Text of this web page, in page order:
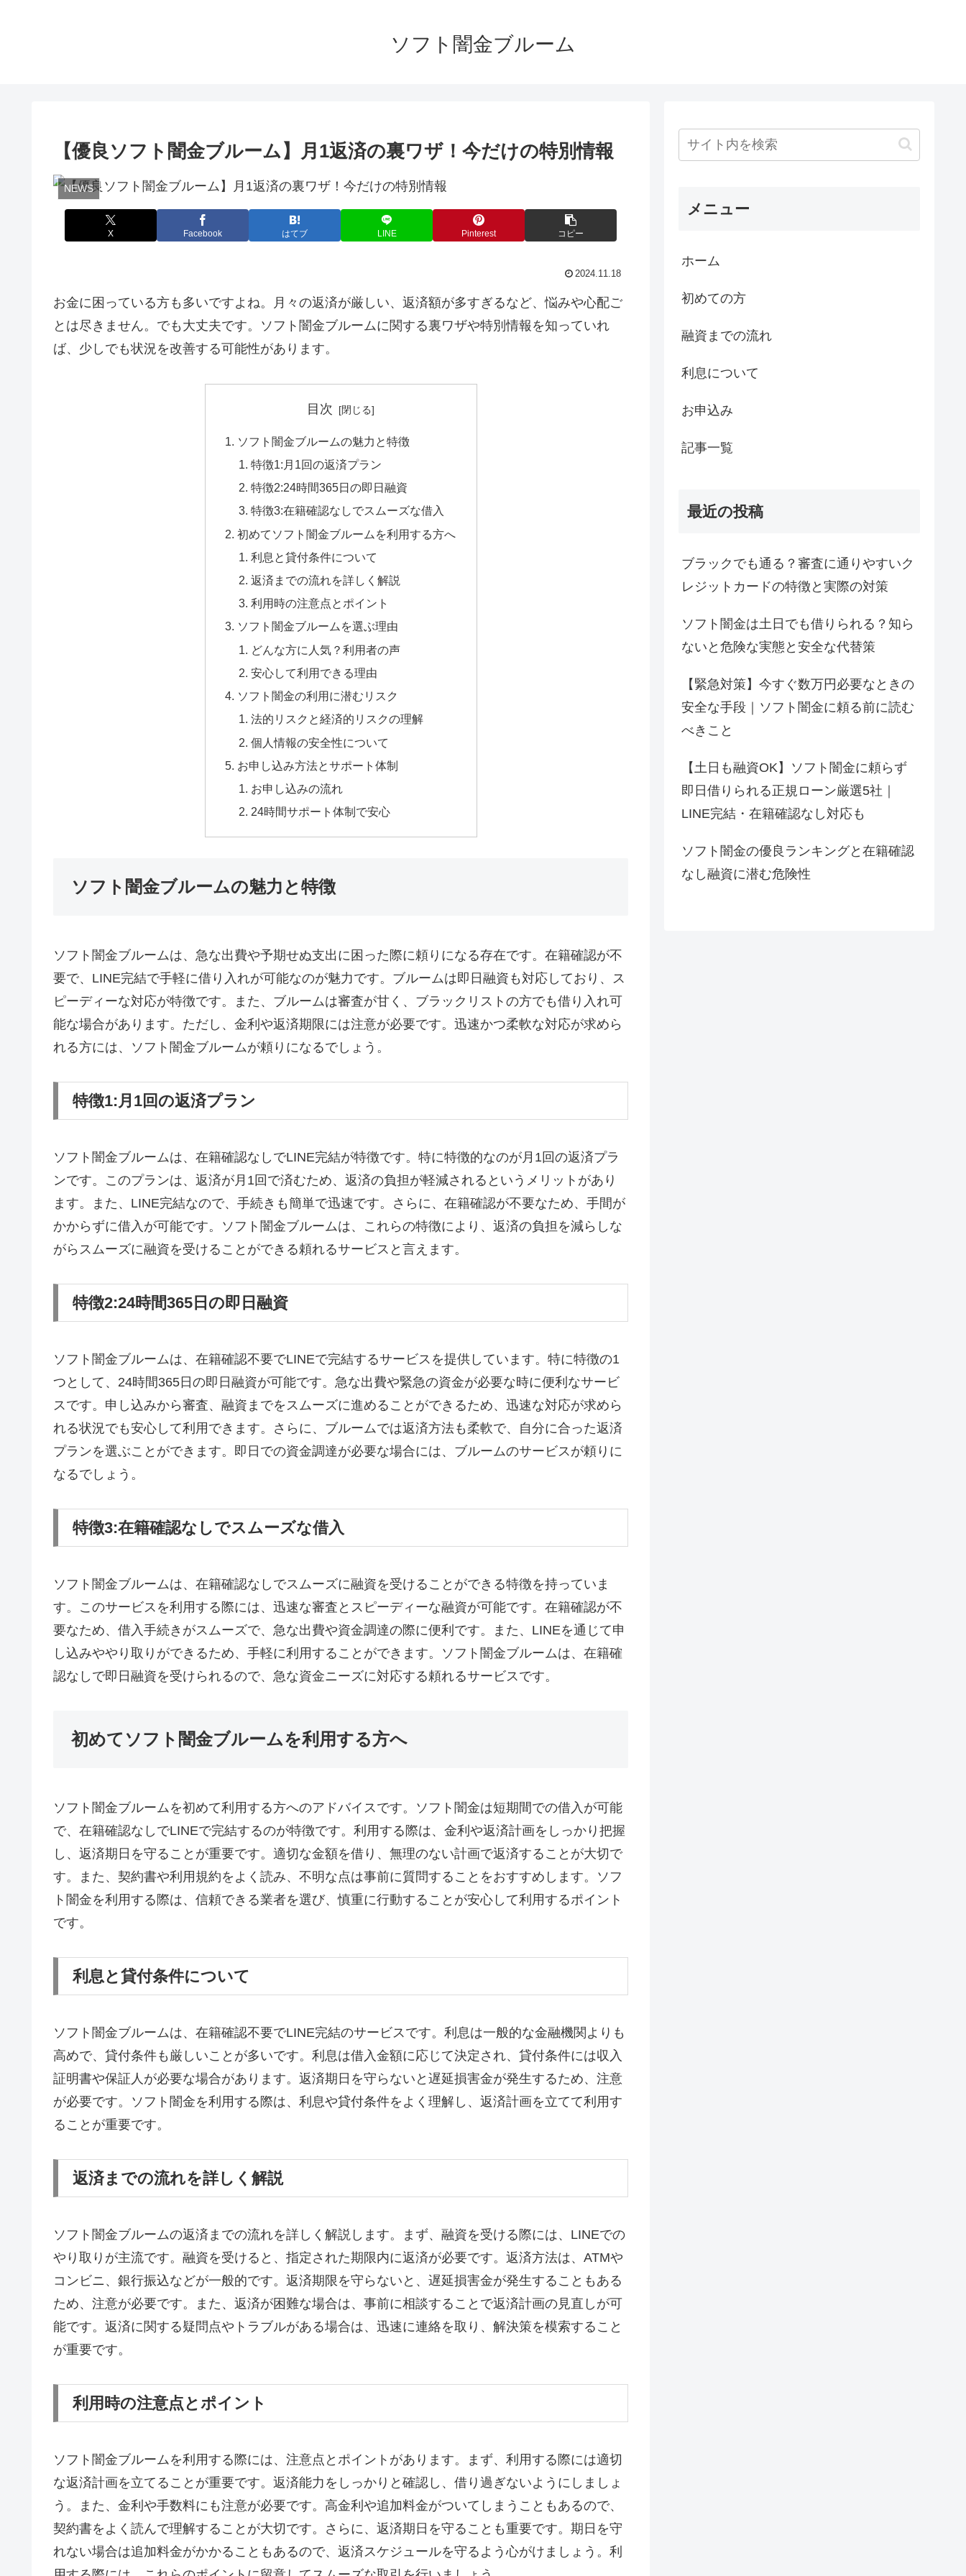
ソフト闇金ブルーム
【優良ソフト闇金ブルーム】月1返済の裏ワザ！今だけの特別情報
NEWS
X Facebook はてブ LINE Pinterest コピー
2024.11.18
お金に困っている方も多いですよね。月々の返済が厳しい、返済額が多すぎるなど、悩みや心配ご
とは尽きません。でも大丈夫です。ソフト闇金ブルームに関する裏ワザや特別情報を知っていれ
ば、少しでも状況を改善する可能性があります。
目次
ソフト闇金ブルームの魅力と特徴
特徴1:月1回の返済プラン
特徴2:24時間365日の即日融資
特徴3:在籍確認なしでスムーズな借入
初めてソフト闇金ブルームを利用する方へ
利息と貸付条件について
返済までの流れを詳しく解説
利用時の注意点とポイント
ソフト闇金ブルームを選ぶ理由
どんな方に人気？利用者の声
安心して利用できる理由
ソフト闇金の利用に潜むリスク
法的リスクと経済的リスクの理解
個人情報の安全性について
お申し込み方法とサポート体制
お申し込みの流れ
24時間サポート体制で安心
ソフト闇金ブルームの魅力と特徴
ソフト闇金ブルームは、急な出費や予期せぬ支出に困った際に頼りになる存在です。在籍確認が不
要で、LINE完結で手軽に借り入れが可能なのが魅力です。ブルームは即日融資も対応しており、ス
ピーディーな対応が特徴です。また、ブルームは審査が甘く、ブラックリストの方でも借り入れ可
能な場合があります。ただし、金利や返済期限には注意が必要です。迅速かつ柔軟な対応が求めら
れる方には、ソフト闇金ブルームが頼りになるでしょう。
特徴1:月1回の返済プラン
ソフト闇金ブルームは、在籍確認なしでLINE完結が特徴です。特に特徴的なのが月1回の返済プラ
ンです。このプランは、返済が月1回で済むため、返済の負担が軽減されるというメリットがあり
ます。また、LINE完結なので、手続きも簡単で迅速です。さらに、在籍確認が不要なため、手間が
かからずに借入が可能です。ソフト闇金ブルームは、これらの特徴により、返済の負担を減らしな
がらスムーズに融資を受けることができる頼れるサービスと言えます。
特徴2:24時間365日の即日融資
ソフト闇金ブルームは、在籍確認不要でLINEで完結するサービスを提供しています。特に特徴の1
つとして、24時間365日の即日融資が可能です。急な出費や緊急の資金が必要な時に便利なサービ
スです。申し込みから審査、融資までをスムーズに進めることができるため、迅速な対応が求めら
れる状況でも安心して利用できます。さらに、ブルームでは返済方法も柔軟で、自分に合った返済
プランを選ぶことができます。即日での資金調達が必要な場合には、ブルームのサービスが頼りに
なるでしょう。
特徴3:在籍確認なしでスムーズな借入
ソフト闇金ブルームは、在籍確認なしでスムーズに融資を受けることができる特徴を持っていま
す。このサービスを利用する際には、迅速な審査とスピーディーな融資が可能です。在籍確認が不
要なため、借入手続きがスムーズで、急な出費や資金調達の際に便利です。また、LINEを通じて申
し込みややり取りができるため、手軽に利用することができます。ソフト闇金ブルームは、在籍確
認なしで即日融資を受けられるので、急な資金ニーズに対応する頼れるサービスです。
初めてソフト闇金ブルームを利用する方へ
ソフト闇金ブルームを初めて利用する方へのアドバイスです。ソフト闇金は短期間での借入が可能
で、在籍確認なしでLINEで完結するのが特徴です。利用する際は、金利や返済計画をしっかり把握
し、返済期日を守ることが重要です。適切な金額を借り、無理のない計画で返済することが大切で
す。また、契約書や利用規約をよく読み、不明な点は事前に質問することをおすすめします。ソフ
ト闇金を利用する際は、信頼できる業者を選び、慎重に行動することが安心して利用するポイント
です。
利息と貸付条件について
ソフト闇金ブルームは、在籍確認不要でLINE完結のサービスです。利息は一般的な金融機関よりも
高めで、貸付条件も厳しいことが多いです。利息は借入金額に応じて決定され、貸付条件には収入
証明書や保証人が必要な場合があります。返済期日を守らないと遅延損害金が発生するため、注意
が必要です。ソフト闇金を利用する際は、利息や貸付条件をよく理解し、返済計画を立てて利用す
ることが重要です。
返済までの流れを詳しく解説
ソフト闇金ブルームの返済までの流れを詳しく解説します。まず、融資を受ける際には、LINEでの
やり取りが主流です。融資を受けると、指定された期限内に返済が必要です。返済方法は、ATMや
コンビニ、銀行振込などが一般的です。返済期限を守らないと、遅延損害金が発生することもある
ため、注意が必要です。また、返済が困難な場合は、事前に相談することで返済計画の見直しが可
能です。返済に関する疑問点やトラブルがある場合は、迅速に連絡を取り、解決策を模索すること
が重要です。
利用時の注意点とポイント
ソフト闇金ブルームを利用する際には、注意点とポイントがあります。まず、利用する際には適切
な返済計画を立てることが重要です。返済能力をしっかりと確認し、借り過ぎないようにしましょ
う。また、金利や手数料にも注意が必要です。高金利や追加料金がついてしまうこともあるので、
契約書をよく読んで理解することが大切です。さらに、返済期日を守ることも重要です。期日を守
れない場合は追加料金がかかることもあるので、返済スケジュールを守るよう心がけましょう。利
メニュー
ホーム
初めての方
融資までの流れ
利息について
お申込み
記事一覧
最近の投稿
ブラックでも通る？審査に通りやすいク
レジットカードの特徴と実際の対策
ソフト闇金は土日でも借りられる？知ら
ないと危険な実態と安全な代替策
【緊急対策】今すぐ数万円必要なときの
安全な手段｜ソフト闇金に頼る前に読む
べきこと
【土日も融資OK】ソフト闇金に頼らず
即日借りられる正規ローン厳選5社｜
LINE完結・在籍確認なし対応も
ソフト闇金の優良ランキングと在籍確認
なし融資に潜む危険性